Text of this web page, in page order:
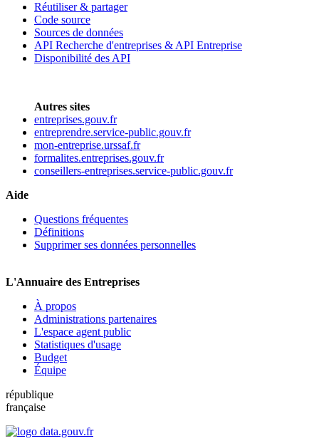
Réutiliser & partager
Code source
Sources de données
API Recherche d'entreprises & API Entreprise
Disponibilité des API
Autres sites
entreprises.gouv.fr
entreprendre.service-public.gouv.fr
mon-entreprise.urssaf.fr
formalites.entreprises.gouv.fr
conseillers-entreprises.service-public.gouv.fr
Aide
Questions fréquentes
Définitions
Supprimer ses données personnelles
L'Annuaire des Entreprises
À propos
Administrations partenaires
L'espace agent public
Statistiques d'usage
Budget
Équipe
république
française